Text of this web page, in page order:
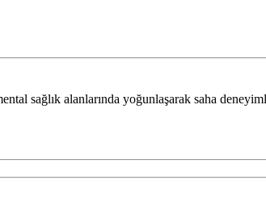
sağlık alanlarında yoğunlaşarak saha